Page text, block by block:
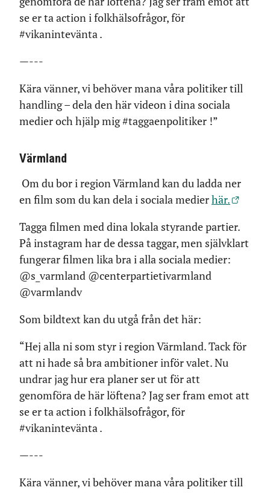
se er ta action i folkhälsofrågor, för
#vikanintevänta .
—---
Kära vänner, vi behöver mana våra politiker till
handling – dela den här videon i dina sociala
medier och hjälp mig #taggaenpolitiker !”
Värmland
Om du bor i region Värmland kan du ladda ner
en film som du kan dela i sociala medierhär.
Tagga filmen med dina lokala styrande partier.
På instagram har de dessa taggar, men självklart
fungerar filmen lika bra i alla sociala medier:
@s_varmland @centerpartietivarmland
@varmlandv
Som bildtext kan du utgå från det här:
“Hej alla ni som styr i region Värmland. Tack för
att ni hade så bra ambitioner inför valet. Nu
undrar jag hur era planer ser ut för att
genomföra de här löftena? Jag ser fram emot att
se er ta action i folkhälsofrågor, för
#vikanintevänta .
—---
Kära vänner, vi behöver mana våra politiker till